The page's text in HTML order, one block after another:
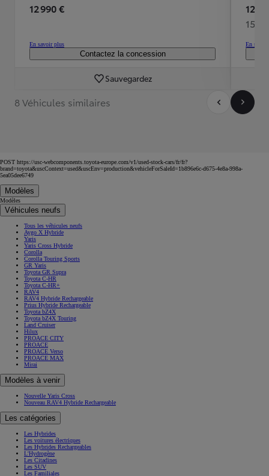
12 990 €
En savoir plus
Contactez la concession
Sauvegardez
12
155
En
8 Véhicules similaires
POST https://usc-webcomponents.toyota-europe.com/v1/used-stock-cars/fr/fr?
brand=toyota&uscContext=used&uscEnv=production&vehicleForSaleId=1b896e6c-d675-4e8a-998a-
5ea05dee6749
Modèles
Modèles
Véhicules neufs
Tous les véhicules neufs
Aygo X Hybride
Yaris
Yaris Cross Hybride
Corolla
Corolla Touring Sports
GR Yaris
Toyota GR Supra
Toyota C-HR
Toyota C-HR+
RAV4
RAV4 Hybride Rechargeable
Prius Hybride Rechargeable
Toyota bZ4X
Toyota bZ4X Touring
Land Cruiser
Hilux
PROACE CITY
PROACE
PROACE Verso
PROACE MAX
Mirai
Modèles à venir
Nouvelle Yaris Cross
Nouveau RAV4 Hybride Rechargeable
Les catégories
Les Hybrides
Les voitures électriques
Les Hybrides Rechargeables
L'Hydrogène
Les Citadines
Les SUV
Les Familiales